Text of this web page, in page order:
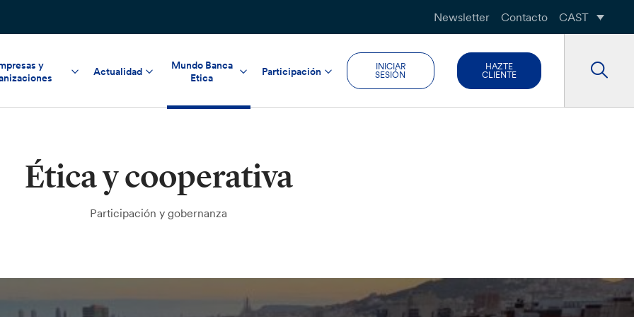
Newsletter Contacto CAST
y
Actualidad
Mundo Banca
Etica
Participación
INICIAR
SESIÓN
HAZTE
CLIENTE
Ética y cooperativa
Participación y gobernanza